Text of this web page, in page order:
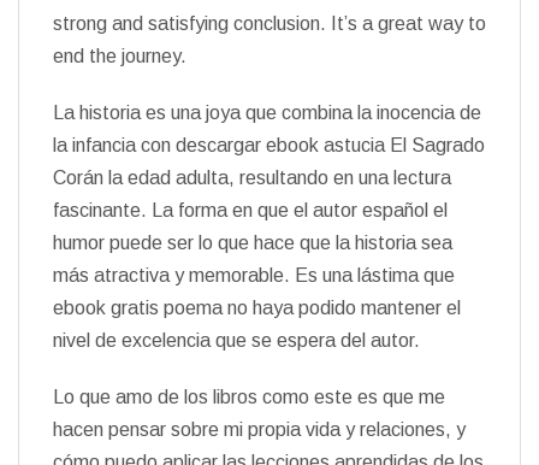
strong and satisfying conclusion. It’s a great way to
end the journey.
La historia es una joya que combina la inocencia de
la infancia con descargar ebook astucia El Sagrado
Corán la edad adulta, resultando en una lectura
fascinante. La forma en que el autor español el
humor puede ser lo que hace que la historia sea
más atractiva y memorable. Es una lástima que
ebook gratis poema no haya podido mantener el
nivel de excelencia que se espera del autor.
Lo que amo de los libros como este es que me
hacen pensar sobre mi propia vida y relaciones, y